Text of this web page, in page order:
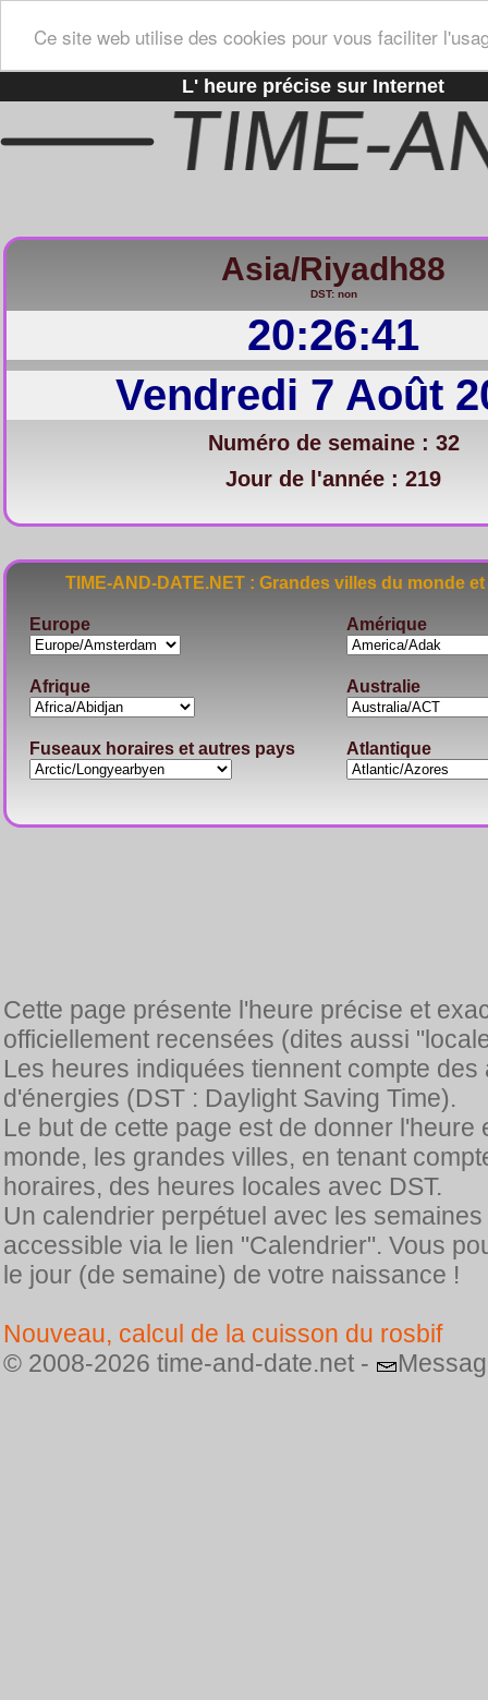
Ce site web utilise des cookies pour vous faciliter
L' heure précise sur Internet
Asia/Riyadh88
DST: non
20:26:41
Vendredi 7 Août
Numéro de semaine : 32
Jour de l'année : 219
TIME-AND-DATE.NET : Grandes villes du
Europe Amérique
Afrique Australie
Fuseaux horaires et autres pays Atlantique
Cette page présente l'heure précise et
officiellement recensées (dites aussi
Les heures indiquées tiennent compte
d'énergies (DST : Daylight Saving Time).
Le but de cette page est de donner
monde, les grandes villes, en tenant
horaires, des heures locales avec DST.
Un calendrier perpétuel avec les
accessible via le lien "Calendrier". Vous
le jour (de semaine) de votre naissance !
Nouveau, calcul de la cuisson du rosbif
© 2008-2026 time-and-date.net -